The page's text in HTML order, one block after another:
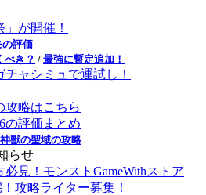
が開催！
の評価
べき？ / 最強に暫定追加！
ャシミュで運試し！
攻略はこちら
の評価まとめ
神獣の聖域の攻略
らせ
見！モンストGameWithストア
攻略ライター募集！